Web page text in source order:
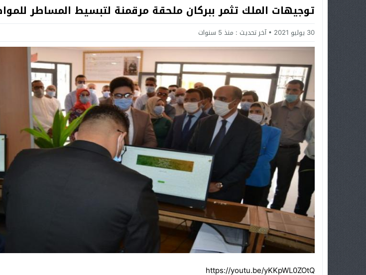
Next
توجيهات الملك تثمر ببركان ملحقة مرقمنة لتبسيط المساطر
30 يوليو 2021 آخر تحديث : منذ 5 سنوات
https://youtu.be/yKKpWL0ZOtQ